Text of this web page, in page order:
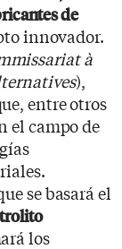
de
innovador.
à
),
entre otros
el campo de
se basará el
los